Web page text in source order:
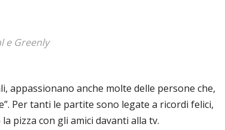
e Greenly
appassionano anche molte delle persone che,
Per tanti le partite sono legate a ricordi felici,
pizza con gli amici davanti alla tv.